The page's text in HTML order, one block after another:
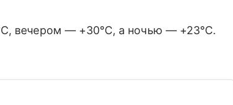
вечером — +30°C, а ночью — +23°C.